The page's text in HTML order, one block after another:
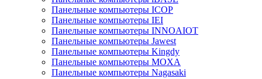
Панельные компьютеры ICOP
Панельные компьютеры IEI
Панельные компьютеры INNOAIOT
Панельные компьютеры Jawest
Панельные компьютеры Kingdy
Панельные компьютеры MOXA
Панельные компьютеры Nagasaki